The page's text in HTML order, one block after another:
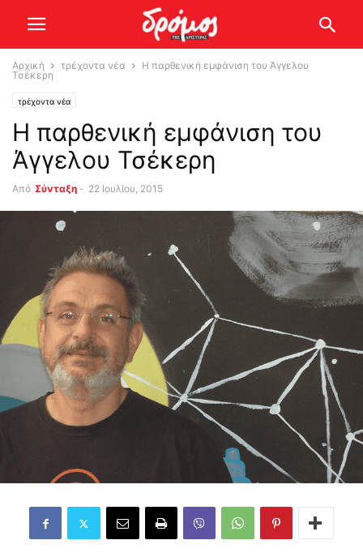
Αρχική τρέχοντα νέα
Η παρθενική εμφάνιση του Άγγελου
Τσέκερη
τρέχοντα νέα
Η παρθενική εμφάνιση του
Άγγελου Τσέκερη
Από Σύνταξη - 22 Ιουλίου, 2015